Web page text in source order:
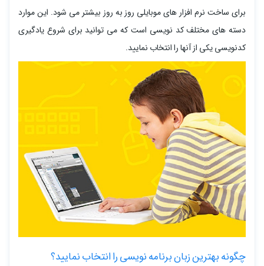
برای ساخت نرم افزار های موبایلی روز به روز بیشتر می شود. این موارد
دسته های مختلف کد نویسی است که می توانید برای شروع یادگیری
کدنویسی یکی از آنها را انتخاب نمایید.
چگونه بهترین زبان برنامه نویسی را انتخاب نمایید؟